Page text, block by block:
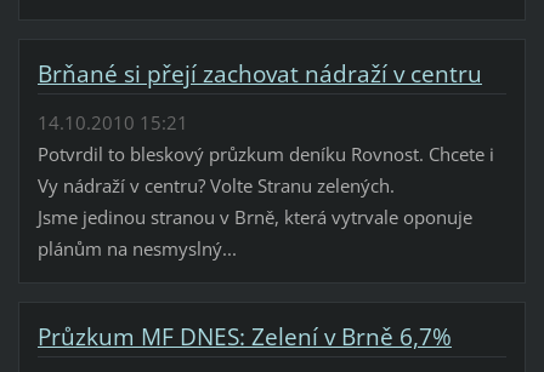
Brňané si přejí zachovat nádraží v centru
14.10.2010 15:21
Potvrdil to bleskový průzkum deníku Rovnost. Chcete i
Vy nádraží v centru? Volte Stranu zelených.
Jsme jedinou stranou v Brně, která vytrvale oponuje
plánům na nesmyslný...
Průzkum MF DNES: Zelení v Brně 6,7%